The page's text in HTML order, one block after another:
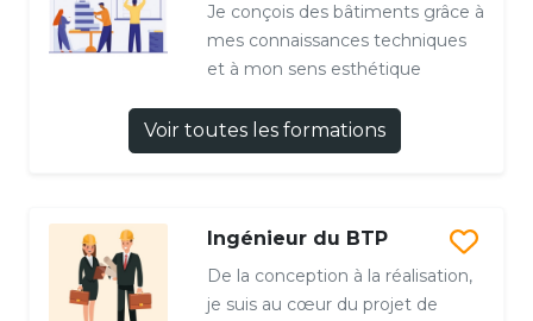
Je conçois des bâtiments grâce à
mes connaissances techniques
et à mon sens esthétique
Voir toutes les formations
Ingénieur du BTP
De la conception à la réalisation,
je suis au cœur du projet de